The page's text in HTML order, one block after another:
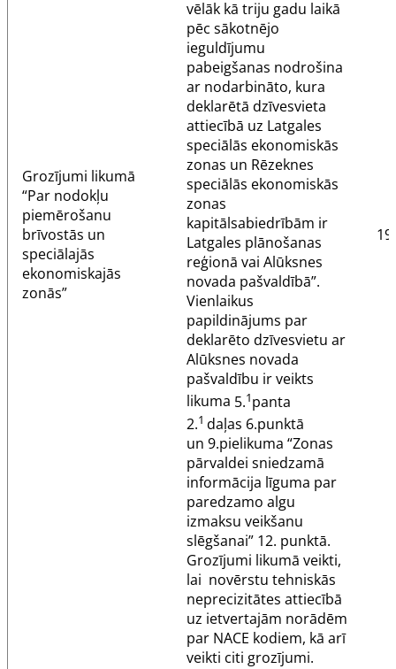
Grozījumi likumā
“Par nodokļu
piemērošanu
brīvostās un
speciālajās
ekonomiskajās
zonās”
vēlāk kā triju gadu laikā
pēc sākotnējo
ieguldījumu
pabeigšanas nodrošina
ar nodarbināto, kura
deklarētā dzīvesvieta
attiecībā uz Latgales
speciālās ekonomiskās
zonas un Rēzeknes
speciālās ekonomiskās
zonas
kapitālsabiedrībām ir
Latgales plānošanas
reģionā vai Alūksnes
novada pašvaldībā”.
Vienlaikus
papildinājums par
deklarēto dzīvesvietu ar
Alūksnes novada
pašvaldību ir veikts
likuma 5.1panta
2.1 daļas 6.punktā
un 9.pielikuma “Zonas
pārvaldei sniedzamā
informācija līguma par
paredzamo algu
izmaksu veikšanu
slēgšanai” 12. punktā.
Grozījumi likumā veikti,
lai novērstu tehniskās
neprecizitātes attiecībā
uz ietvertajām norādēm
par NACE kodiem, kā arī
veikti citi grozījumi.